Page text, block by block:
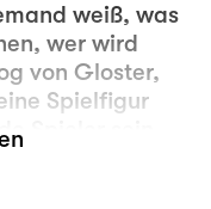
weiß, was
wer wird
von Gloster,
Spielfigur
Spieler sein.